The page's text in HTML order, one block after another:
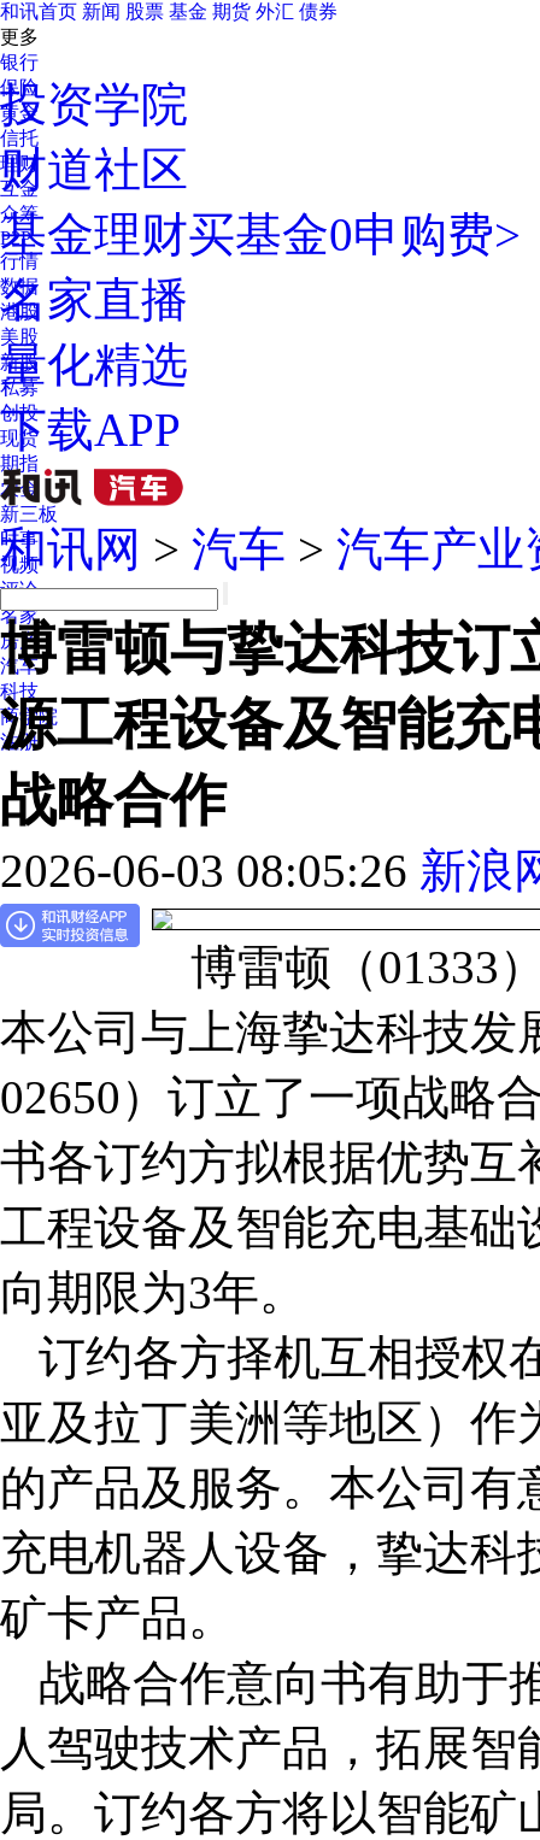
和讯首页 新闻 股票 基金 期货 外汇 债券
更多
银行
保险
黄金
信托
理财
互金
众筹
P2P
行情
数据
港股
美股
新股
私募
创投
现货
期指
农金
新三板
时事
视频
评论
名家
房产
汽车
科技
商学院
注册
投资学院
财道社区
基金理财买基金0申购费>
名家直播
量化精选
下载APP
和讯网 > 汽车 > 汽车产业
博雷顿与挚达科技订
源工程设备及智能充
战略合作
2026-06-03 08:05:26 新浪
博雷顿（01333
本公司与上海挚达科技发
02650）订立了一项战略
书各订约方拟根据优势互
工程设备及智能充电基础
向期限为3年。
订约各方择机互相授权
亚及拉丁美洲等地区）
的产品及服务。本公司
充电机器人设备，挚达
矿卡产品。
战略合作意向书有助于
人驾驶技术产品，拓展
局。订约各方将以智能